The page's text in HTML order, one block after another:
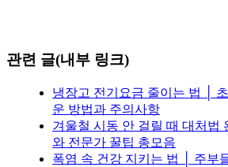
관련 글(내부 링크)
냉장고 전기요금 줄이는 법 │
운 방법과 주의사항
겨울철 시동 안 걸릴 때 대처법
와 전문가 꿀팁 총모음
폭염 속 건강 지키는 법 │ 주부